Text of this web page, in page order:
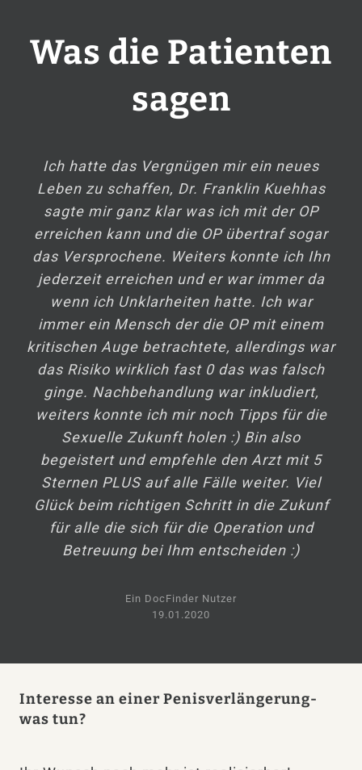
Was die Patienten
sagen
Ich hatte das Vergnügen mir ein neues
Leben zu schaffen, Dr. Franklin Kuehhas
sagte mir ganz klar was ich mit der OP
erreichen kann und die OP übertraf sogar
das Versprochene. Weiters konnte ich Ihn
jederzeit erreichen und er war immer da
wenn ich Unklarheiten hatte. Ich war
immer ein Mensch der die OP mit einem
kritischen Auge betrachtete, allerdings war
das Risiko wirklich fast 0 das was falsch
ginge. Nachbehandlung war inkludiert,
weiters konnte ich mir noch Tipps für die
Sexuelle Zukunft holen :) Bin also
begeistert und empfehle den Arzt mit 5
Sternen PLUS auf alle Fälle weiter. Viel
Glück beim richtigen Schritt in die Zukunf
für alle die sich für die Operation und
Betreuung bei Ihm entscheiden :)
Ein DocFinder Nutzer
19.01.2020
Interesse an einer Penisverlängerung-
was tun?